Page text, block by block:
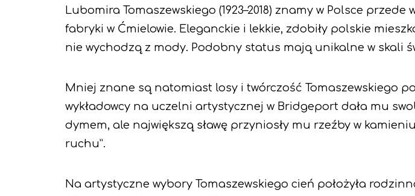
Lubomira Tomaszewskiego (1923–2018) znamy w Polsce
fabryki w Ćmielowie. Eleganckie i lekkie, zdobiły polskie
nie wychodzą z mody. Podobny status mają unikalne w skali
Mniej znane są natomiast losy i twórczość Tomaszewskiego
wykładowcy na uczelni artystycznej w Bridgeport dała mu
dymem, ale największą sławę przyniosły mu rzeźby w
ruchu”.
Na artystyczne wybory Tomaszewskiego cień położyła